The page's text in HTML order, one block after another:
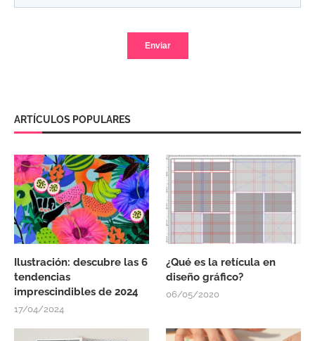
ARTÍCULOS POPULARES
Ilustración: descubre las 6
tendencias
imprescindibles de 2024
17/04/2024
¿Qué es la retícula en
diseño gráfico?
06/05/2020